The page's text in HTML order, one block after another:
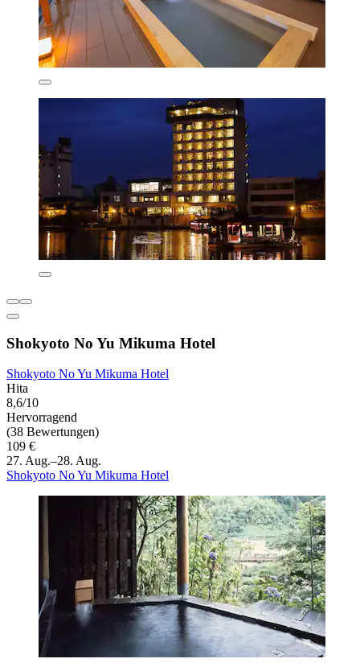
Shokyoto No Yu Mikuma Hotel
Shokyoto No Yu Mikuma Hotel
Hita
8,6/10
Hervorragend
(38 Bewertungen)
109 €
27. Aug.–28. Aug.
Shokyoto No Yu Mikuma Hotel